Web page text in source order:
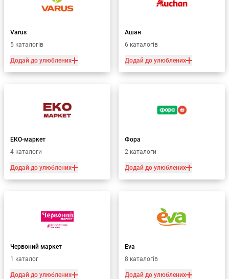
Varus
5 каталогів
Додай до улюблених
Ашан
6 каталогів
Додай до улюблених
ЕКО-маркет
4 каталоги
Додай до улюблених
Фора
2 каталоги
Додай до улюблених
Червоний маркет
1 каталог
Додай до улюблених
Eva
8 каталогів
Додай до улюблених